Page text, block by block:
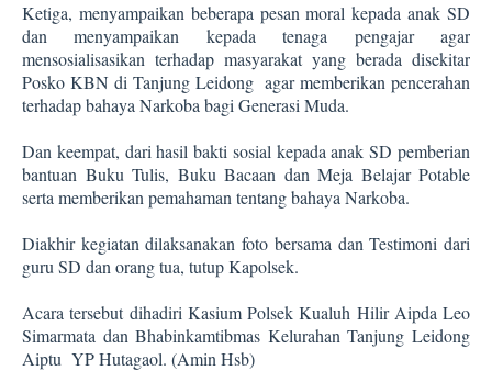
Ketiga, menyampaikan beberapa pesan moral kepada anak SD
dan menyampaikan kepada tenaga pengajar agar
mensosialisasikan terhadap masyarakat yang berada disekitar
Posko KBN di Tanjung Leidong agar memberikan pencerahan
terhadap bahaya Narkoba bagi Generasi Muda.
Dan keempat, dari hasil bakti sosial kepada anak SD pemberian
bantuan Buku Tulis, Buku Bacaan dan Meja Belajar Potable
serta memberikan pemahaman tentang bahaya Narkoba.
Diakhir kegiatan dilaksanakan foto bersama dan Testimoni dari
guru SD dan orang tua, tutup Kapolsek.
Acara tersebut dihadiri Kasium Polsek Kualuh Hilir Aipda Leo
Simarmata dan Bhabinkamtibmas Kelurahan Tanjung Leidong
Aiptu YP Hutagaol. (Amin Hsb)